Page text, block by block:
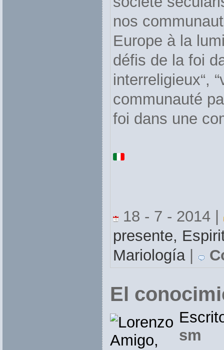
nos
Europe à la
défis de la foi
interreligieux“,
communauté
foi dans une
18 - 7 - 2014 |
presente,
Mariología|
El
sm